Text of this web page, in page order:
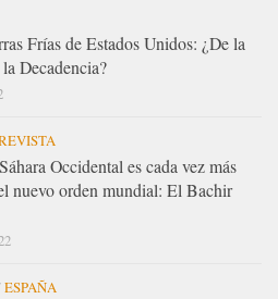
Frías de Estados Unidos: ¿De la
Decadencia?
Occidental es cada vez más
nuevo orden mundial: El Bachir
ESPAÑA